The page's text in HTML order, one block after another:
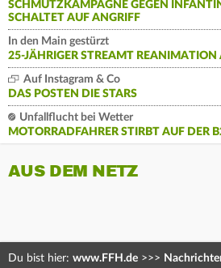
SCHMUTZKAMPAGNE GEGEN
SCHALTET AUF ANGRIFF
In den Main gestürzt
25-JÄHRIGER STREAMT REANIMATION
Auf Instagram & Co
DAS POSTEN DIE STARS
Unfallflucht bei Wetter
MOTORRADFAHRER STIRBT AUF DER
AUS DEM NETZ
Du bist hier: www.FFH.de >>>